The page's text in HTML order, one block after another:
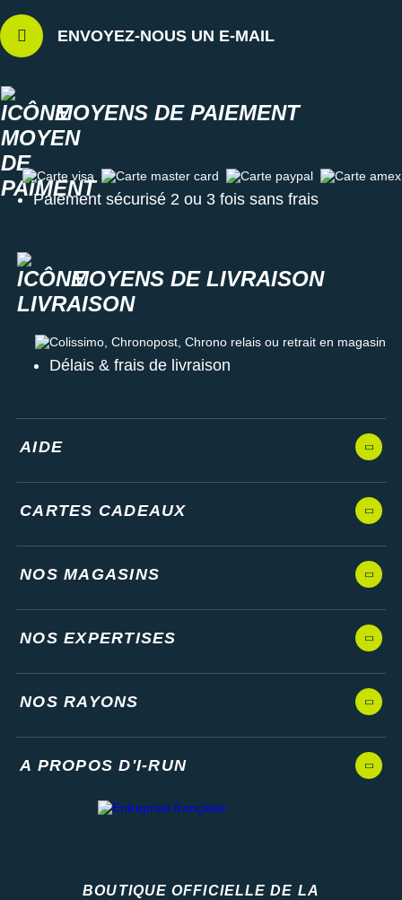
ENVOYEZ-NOUS UN E-MAIL
MOYENS DE PAIEMENT
Carte visa Carte master card Carte paypal Carte amex
Paiement sécurisé 2 ou 3 fois sans frais
MOYENS DE LIVRAISON
Colissimo, Chronopost, Chrono relais ou retrait en magasin
Délais & frais de livraison
AIDE
CARTES CADEAUX
NOS MAGASINS
NOS EXPERTISES
NOS RAYONS
A PROPOS D'I-RUN
BOUTIQUE OFFICIELLE DE LA